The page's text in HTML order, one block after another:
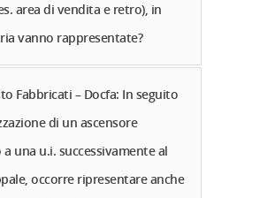
area di vendita e retro), in
vanno rappresentate?
Fabbricati – Docfa: In seguito
di un ascensore
a una u.i. successivamente al
occorre ripresentare anche